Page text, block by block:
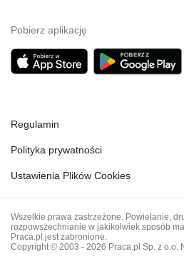
Pobierz aplikację
Regulamin
Polityka prywatności
Ustawienia Plików Cookies
Wszelkie prawa zastrzeżone. Powielanie,
rozpowszechnianie w jakikolwiek sposób
Praca.pl jest zabronione.
Copyright © 2003 - 2026 Praca.pl Sp. z o.o.